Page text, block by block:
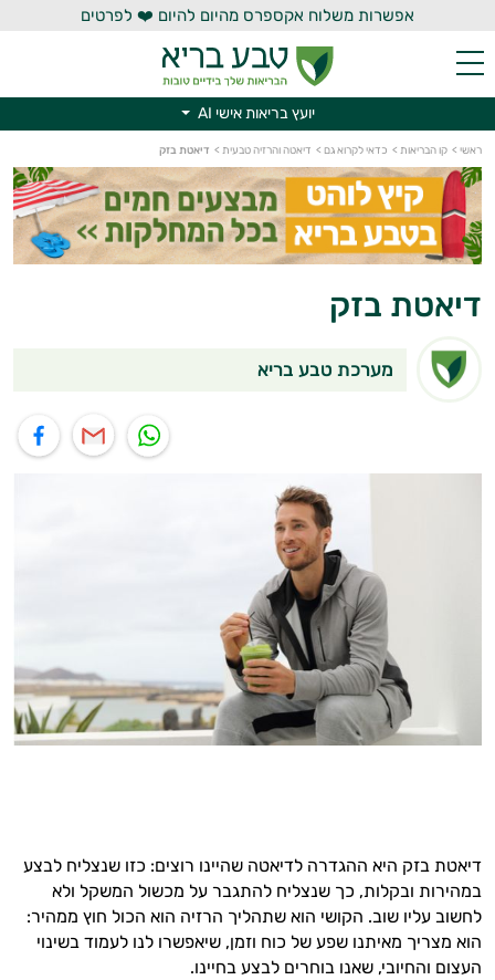
אפשרות משלוח אקספרס מהיום להיום ❤️ לפרטים
יועץ בריאות אישי AI
ראשי > קו הבריאות > כדאי לקרוא גם > דיאטה והרזיה טבעית > דיאטת בזק
דיאטת בזק
מערכת טבע בריא
דיאטת בזק היא ההגדרה לדיאטה שהיינו רוצים: כזו שנצליח לבצע
במהירות ובקלות, כך שנצליח להתגבר על מכשול המשקל ולא
לחשוב עליו שוב. הקושי הוא שתהליך הרזיה הוא הכול חוץ ממהיר:
הוא מצריך מאיתנו שפע של כוח וזמן, שיאפשרו לנו לעמוד בשינוי
העצום והחיובי, שאנו בוחרים לבצע בחיינו.